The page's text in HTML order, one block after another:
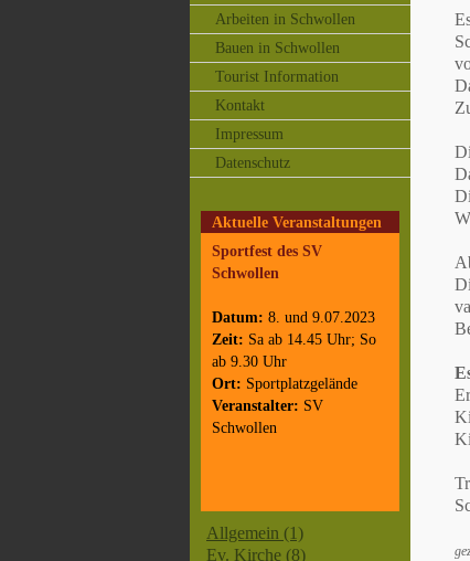
Arbeiten in Schwollen
Bauen in Schwollen
Tourist Information
Kontakt
Impressum
Datenschutz
Aktuelle Veranstaltungen
Sportfest des SV
Schwollen
Datum: 8. und 9.07.2023
Zeit: Sa ab 14.45 Uhr; So
ab 9.30 Uhr
Ort: Sportplatzgelände
Veranstalter: SV
Schwollen
Allgemein (1)
Ev. Kirche (8)